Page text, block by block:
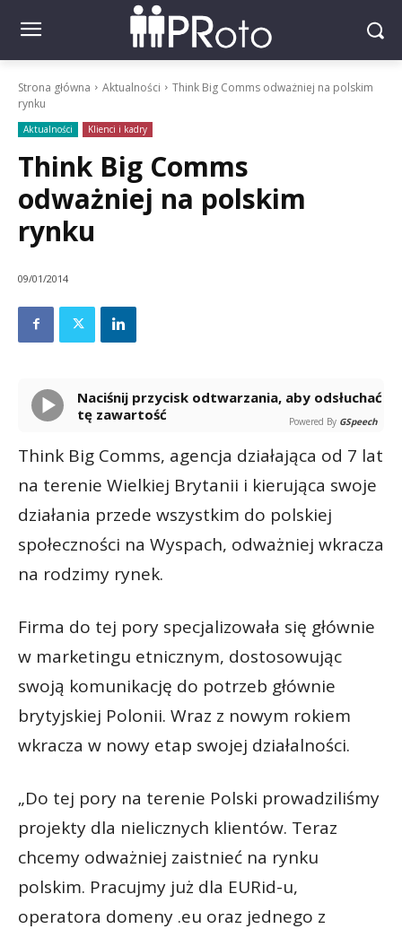
Strona główna Aktualności
Think Big Comms odważniej na polskim
rynku
Aktualności Klienci i kadry
Think Big Comms
odważniej na polskim
rynku
09/01/2014
Naciśnij przycisk odtwarzania, aby odsłuchać
tę zawartość
Powered By GSpeech
Think Big Comms, agencja działająca od 7 lat
na terenie Wielkiej Brytanii i kierująca swoje
działania przede wszystkim do polskiej
społeczności na Wyspach, odważniej wkracza
na rodzimy rynek.
Firma do tej pory specjalizowała się głównie
w marketingu etnicznym, dostosowując
swoją komunikację do potrzeb głównie
brytyjskiej Polonii. Wraz z nowym rokiem
wkracza w nowy etap swojej działalności.
„Do tej pory na terenie Polski prowadziliśmy
projekty dla nielicznych klientów. Teraz
chcemy odważniej zaistnieć na rynku
polskim. Pracujmy już dla EURid-u,
operatora domeny .eu oraz jednego z